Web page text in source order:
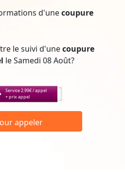
d'unecoupure
le suivi d'unecoupure
le Samedi 08 Août?
Service 2.99€ / appel
+ prix appel
appeler